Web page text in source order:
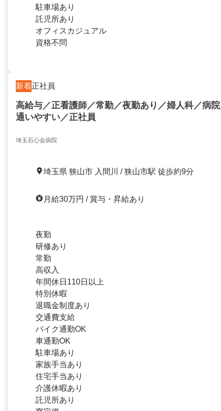
駐車場あり
託児所あり
オフィスカジュアル
資格不問
新着正社員
高給与／正看護師／常勤／夜勤あり／婦人科／病
通いやすい／正社員
埼玉石心会病院
埼玉県 狭山市 入間川 / 狭山市駅 徒歩約9分
月給30万円 / 賞与・昇給あり
夜勤
研修あり
常勤
高収入
年間休日110日以上
特別休暇
退職金制度あり
交通費支給
バイク通勤OK
車通勤OK
駐車場あり
家族手当あり
住宅手当あり
介護休暇あり
託児所あり